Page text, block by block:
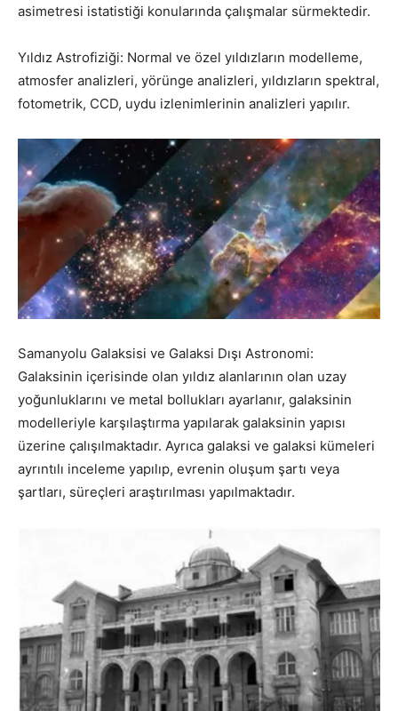
asimetresi istatistiği konularında çalışmalar sürmektedir.
Yıldız Astrofiziği: Normal ve özel yıldızların modelleme,
atmosfer analizleri, yörünge analizleri, yıldızların spektral,
fotometrik, CCD, uydu izlenimlerinin analizleri yapılır.
Samanyolu Galaksisi ve Galaksi Dışı Astronomi:
Galaksinin içerisinde olan yıldız alanlarının olan uzay
yoğunluklarını ve metal bollukları ayarlanır, galaksinin
modelleriyle karşılaştırma yapılarak galaksinin yapısı
üzerine çalışılmaktadır. Ayrıca galaksi ve galaksi kümeleri
ayrıntılı inceleme yapılıp, evrenin oluşum şartı veya
şartları, süreçleri araştırılması yapılmaktadır.